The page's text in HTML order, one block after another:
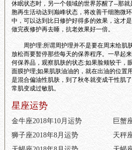
休眠状态时，另一个领域的世界苏醒了--那
胞再生活动达到巅峰状态，将改善干细胞微
中，可以达到比日修护好得多的效果，这才
做完夜修护再去睡，抗老效果好一倍。
周护理:所谓周护理并不是要在周末给肌
放松而要暂停那些每天的保养程序。一早起
何保养品，观察肌肤的状态:如果脸颊较干，
面膜护理;如果肌肤油油的，就在出油的位置
是混合偏油性肌肤，到了秋冬就变成干性肌
常肌变成过敏肌。
星座运势
金牛座2018年10月运势
巨蟹
狮子座2018年8月运势
天秤